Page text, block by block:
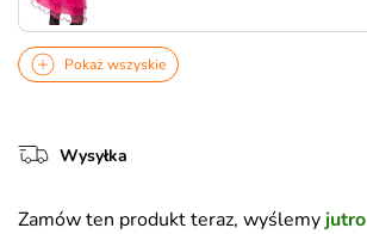
Pokaż wszyskie
Wysyłka
Zamów ten produkt teraz, wyślemy jutro